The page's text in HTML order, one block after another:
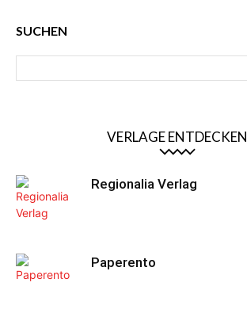
SUCHEN
VERLAGE ENTDECKEN
Regionalia Verlag
Paperento